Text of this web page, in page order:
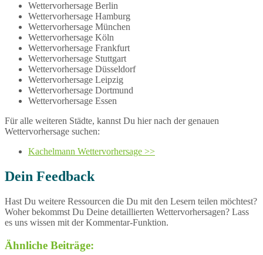
Wettervorhersage Berlin
Wettervorhersage Hamburg
Wettervorhersage München
Wettervorhersage Köln
Wettervorhersage Frankfurt
Wettervorhersage Stuttgart
Wettervorhersage Düsseldorf
Wettervorhersage Leipzig
Wettervorhersage Dortmund
Wettervorhersage Essen
Für alle weiteren Städte, kannst Du hier nach der genauen
Wettervorhersage suchen:
Kachelmann Wettervorhersage >>
Dein Feedback
Hast Du weitere Ressourcen die Du mit den Lesern teilen möchtest?
Woher bekommst Du Deine detaillierten Wettervorhersagen? Lass
es uns wissen mit der Kommentar-Funktion.
Ähnliche Beiträge: